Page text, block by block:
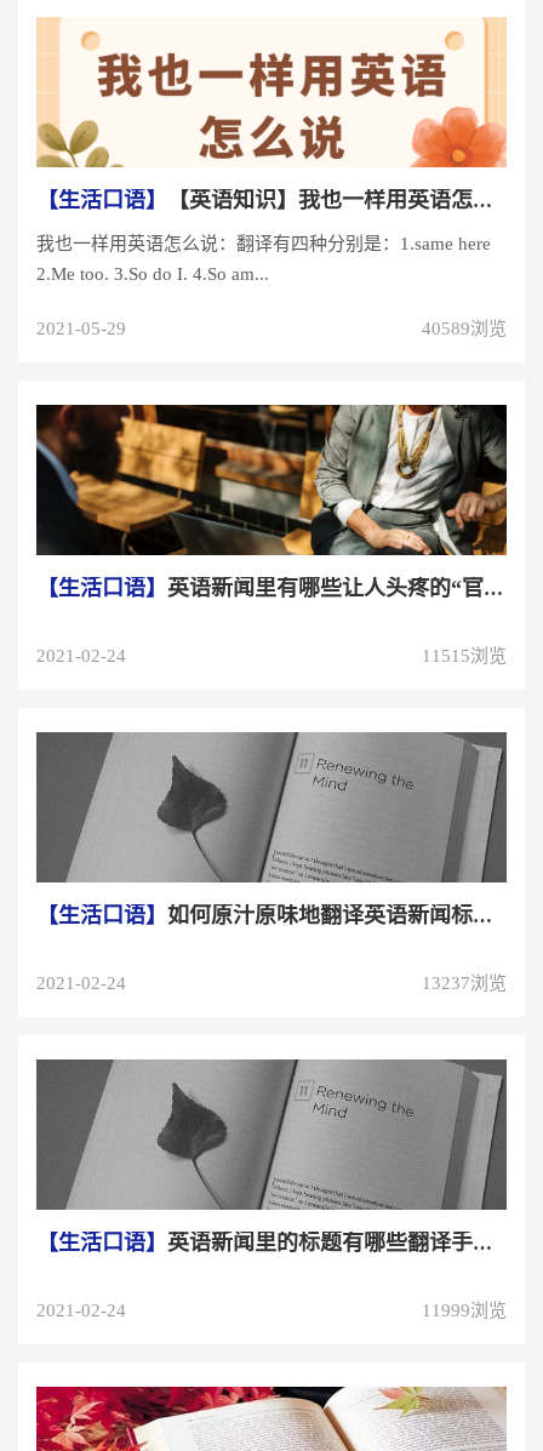
【生活口语】 【英语知识】我也一样用英语怎么说
我也一样用英语怎么说：翻译有四种分别是：1.same here
2.Me too. 3.So do I. 4.So am...
2021-05-29 40589浏览
【生活口语】 英语新闻里有哪些让人头疼的“官腔话”，是什么
2021-02-24 11515浏览
【生活口语】 如何原汁原味地翻译英语新闻标题，有哪些修辞手法可...
2021-02-24 13237浏览
【生活口语】 英语新闻里的标题有哪些翻译手法，要如何翻译
2021-02-24 11999浏览